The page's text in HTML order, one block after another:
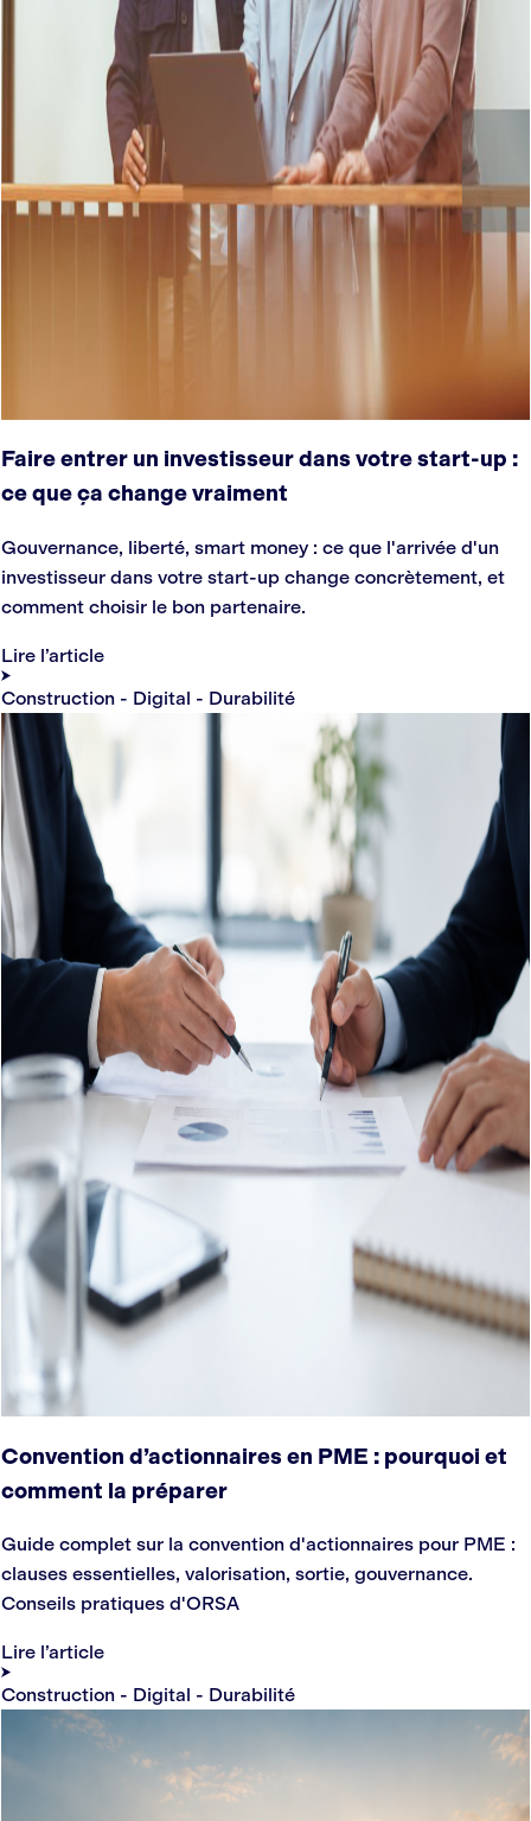
Faire entrer un investisseur dans votre start-up :
ce que ça change vraiment
Gouvernance, liberté, smart money : ce que l'arrivée d'un
investisseur dans votre start-up change concrètement, et
comment choisir le bon partenaire.
Lire l’article
Construction - Digital - Durabilité
Convention d’actionnaires en PME : pourquoi et
comment la préparer
Guide complet sur la convention d'actionnaires pour PME :
clauses essentielles, valorisation, sortie, gouvernance.
Conseils pratiques d'ORSA
Lire l’article
Construction - Digital - Durabilité